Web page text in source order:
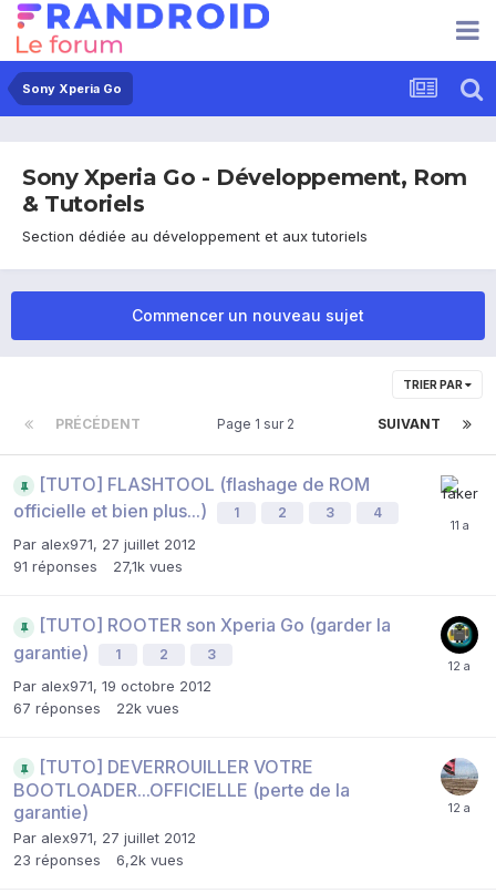
Sony Xperia Go
Sony Xperia Go - Développement, Rom
& Tutoriels
Section dédiée au développement et aux tutoriels
Commencer un nouveau sujet
TRIER PAR
PRÉCÉDENT SUIVANT
Page 1 sur 2
[TUTO] FLASHTOOL (flashage de ROM
officielle et bien plus...)
1 2 3 4
Par alex971, 27 juillet 2012
91 réponses 27,1k vues
[TUTO] ROOTER son Xperia Go (garder la
garantie)
1 2 3
Par alex971, 19 octobre 2012
67 réponses 22k vues
[TUTO] DEVERROUILLER VOTRE
BOOTLOADER...OFFICIELLE (perte de la
garantie)
Par alex971, 27 juillet 2012
23 réponses 6,2k vues